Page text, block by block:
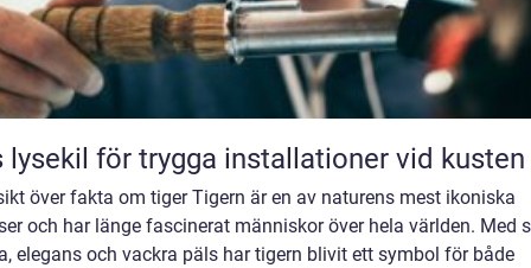
lysekil för trygga installationer vid kusten
över fakta om tiger Tigern är en av naturens mest ikoniska
och har länge fascinerat människor över hela världen. Med
elegans och vackra päls har tigern blivit ett symbol för både